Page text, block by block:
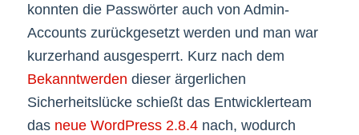
konnten die Passwörter auch von Admin-
Accounts zurückgesetzt werden und man war
kurzerhand ausgesperrt. Kurz nach dem
Bekanntwerden dieser ärgerlichen
Sicherheitslücke schießt das Entwicklerteam
das neue WordPress 2.8.4nach, wodurch